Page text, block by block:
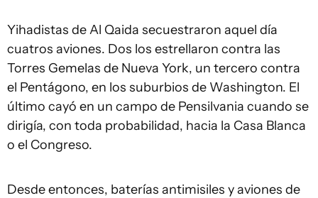
Yihadistas de Al Qaida secuestraron aquel día
cuatros aviones. Dos los estrellaron contra las
Torres Gemelas de Nueva York, un tercero contra
el Pentágono, en los suburbios de Washington. El
último cayó en un campo de Pensilvania cuando se
dirigía, con toda probabilidad, hacia la Casa Blanca
o el Congreso.
Desde entonces, baterías antimisiles y aviones de